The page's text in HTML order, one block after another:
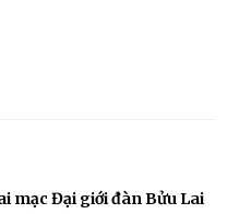
mạc Đại giới đàn Bửu Lai